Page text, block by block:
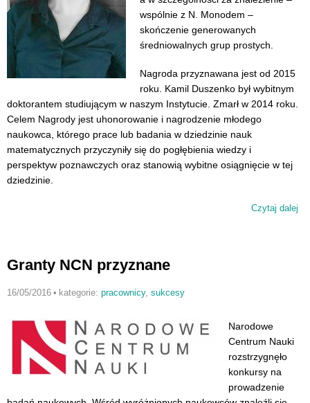
wspólnie z N. Monodem –
skończenie generowanych
średniowalnych grup prostych.
Nagroda przyznawana jest od 2015
roku. Kamil Duszenko był wybitnym
doktorantem studiującym w naszym Instytucie. Zmarł w 2014 roku.
Celem Nagrody jest uhonorowanie i nagrodzenie młodego
naukowca, którego prace lub badania w dziedzinie nauk
matematycznych przyczyniły się do pogłębienia wiedzy i
perspektyw poznawczych oraz stanowią wybitne osiągnięcie w tej
dziedzinie.
Czytaj dalej
Granty NCN przyznane
16/05/2016 • kategorie:pracownicy, sukcesy
Narodowe
Centrum Nauki
rozstrzygnęło
konkursy na
prowadzenie